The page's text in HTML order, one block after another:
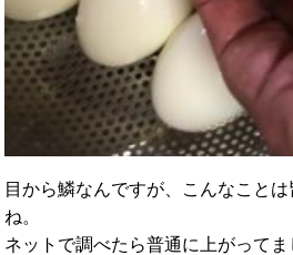
目から鱗なんですが、こんなこと
ね。
ネットで調べたら普通に上がって